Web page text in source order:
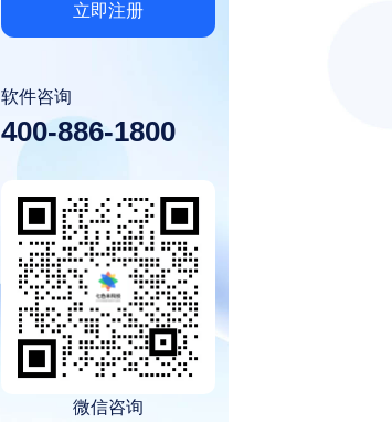
立即注册
软件咨询
400-886-1800
微信咨询